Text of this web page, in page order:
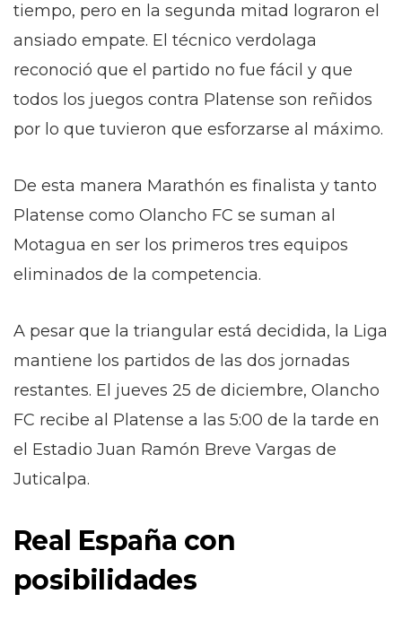
tiempo, pero en la segunda mitad lograron el
ansiado empate. El técnico verdolaga
reconoció que el partido no fue fácil y que
todos los juegos contra Platense son reñidos
por lo que tuvieron que esforzarse al máximo.
De esta manera Marathón es finalista y tanto
Platense como Olancho FC se suman al
Motagua en ser los primeros tres equipos
eliminados de la competencia.
A pesar que la triangular está decidida, la Liga
mantiene los partidos de las dos jornadas
restantes. El jueves 25 de diciembre, Olancho
FC recibe al Platense a las 5:00 de la tarde en
el Estadio Juan Ramón Breve Vargas de
Juticalpa.
Real España con
posibilidades